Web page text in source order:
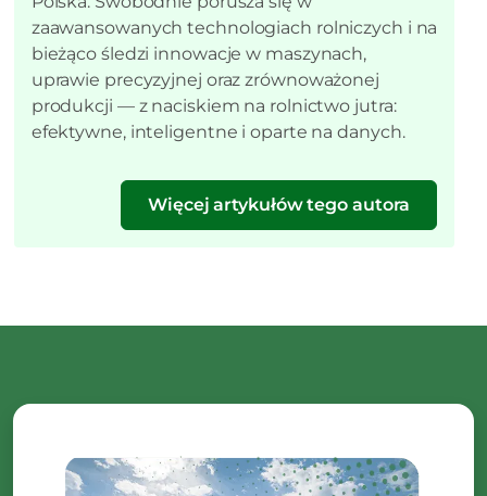
zaawansowanych technologiach rolniczych i na
bieżąco śledzi innowacje w maszynach,
uprawie precyzyjnej oraz zrównoważonej
produkcji — z naciskiem na rolnictwo jutra:
efektywne, inteligentne i oparte na danych.
Więcej artykułów tego autora